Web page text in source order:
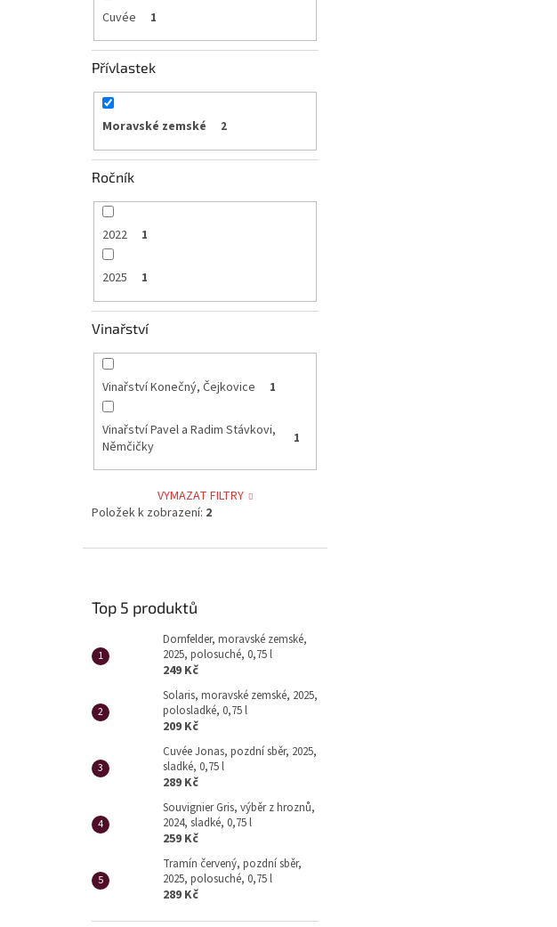
Cuvée 1
Přívlastek
Moravské zemské 2
Ročník
2022 1
2025 1
Vinařství
Vinařství Konečný, Čejkovice 1
Vinařství Pavel a Radim Stávkovi,
Němčičky
1
VYMAZAT FILTRY
Položek k zobrazení: 2
Top 5 produktů
Dornfelder, moravské zemské,
2025, polosuché, 0,75 l
249 Kč
Solaris, moravské zemské, 2025,
polosladké, 0,75 l
209 Kč
Cuvée Jonas, pozdní sběr, 2025,
sladké, 0,75 l
289 Kč
Souvignier Gris, výběr z hroznů,
2024, sladké, 0,75 l
259 Kč
Tramín červený, pozdní sběr,
2025, polosuché, 0,75 l
289 Kč